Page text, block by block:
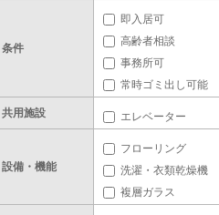
条件
即入居可
高齢者相談
事務所可
常時ゴミ出し可能
共用施設 エレベーター
設備・機能
フローリング
洗濯・衣類乾燥機
複層ガラス